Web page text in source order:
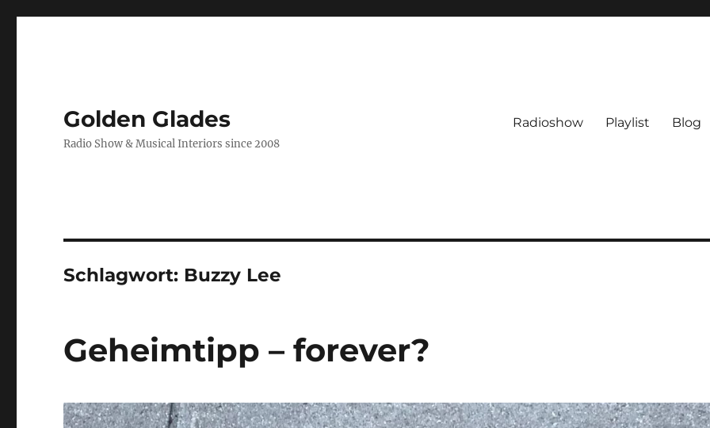
Golden Glades
Radio Show & Musical Interiors since 2008
Radioshow Playlist Blog
Schlagwort: Buzzy Lee
Geheimtipp – forever?